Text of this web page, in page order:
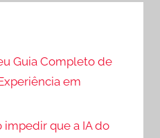
Guia Completo de
em
impedir que a IA do